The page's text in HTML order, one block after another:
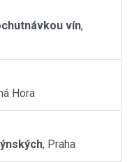
vín,
Hora
, Praha